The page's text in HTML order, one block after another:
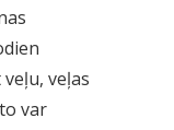
veļas
var